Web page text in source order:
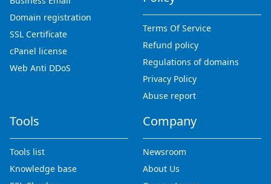
Domain registration
SSL Certificate
cPanel license
Web Anti DDoS
Terms Of Service
Refund policy
Regulations of domains
Privacy Policy
Abuse report
Tools
Tools list
Knowledge base
Company
Newsroom
About Us